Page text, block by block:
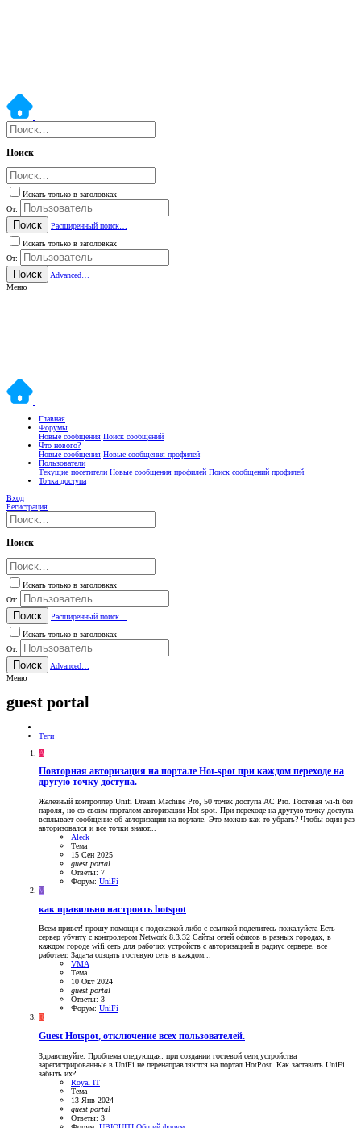
Поиск
Искать только в заголовках
От:
Поиск
Расширенный поиск…
Искать только в заголовках
От:
Поиск
Advanced…
Меню
Главная
Форумы
Новые сообщения Поиск сообщений
Что нового?
Новые сообщения Новые сообщения профилей
Пользователи
Текущие посетители Новые сообщения профилей Поиск сообщений профилей
Точка доступа
Вход
Регистрация
Поиск
Искать только в заголовках
От:
Поиск
Расширенный поиск…
Искать только в заголовках
От:
Поиск
Advanced…
Меню
guest portal
Теги
A
Повторная авторизация на портале Hot-spot при каждом переходе на
другую точку доступа.
Железный контроллер Unifi Dream Machine Pro, 50 точек доступа AC Pro. Гостевая wi-fi без
пароля, но со своим порталом авторизации Hot-spot. При переходе на другую точку доступа
всплывает сообщение об авторизации на портале. Это можно как то убрать? Чтобы один раз
авторизовался и все точки знают...
Aleck
Тема
15 Сен 2025
guest portal
Ответы: 7
Форум: UniFi
V
как правильно настроить hotspot
Всем привет! прошу помощи с подсказкой либо с ссылкой поделитесь пожалуйста Есть
сервер убунту с контролером Network 8.3.32 Сайты сетей офисов в разных городах, в
каждом городе wifi сеть для рабочих устройств с авторизацией в радиус сервере, все
работает. Задача создать гостевую сеть в каждом...
VMA
Тема
10 Окт 2024
guest portal
Ответы: 3
Форум: UniFi
R
Guest Hotspot, отключение всех пользователей.
Здравствуйте. Проблема следующая: при создании гостевой сети,устройства
зарегистрированные в UniFi не перенаправляются на портал HotPost. Как заставить UniFi
забыть их?
Royal IT
Тема
13 Янв 2024
guest portal
Ответы: 3